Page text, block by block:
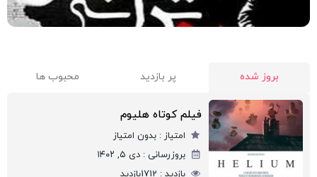
2001
بروز شده پر بازدید محبوب ها
فیلم کوتاه هلیوم
امتیاز : بدون امتیاز
بروزرسانی : دی ۵, ۱۴۰۲
بازدید : 1712بازدید